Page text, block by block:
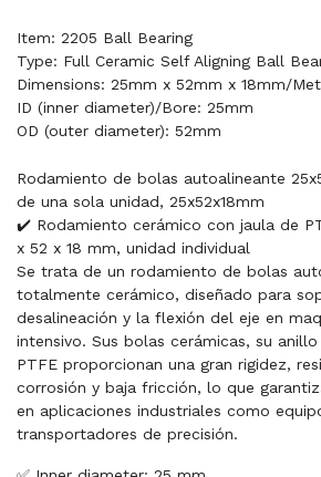
Item: 2205 Ball Bearing
Type: Full Ceramic Self Aligning Ball
Dimensions: 25mm x 52mm x 18mm/
ID (inner diameter)/Bore: 25mm
OD (outer diameter): 52mm
Rodamiento de bolas autoalineante
de una sola unidad, 25x52x18mm
✔️ Rodamiento cerámico con jaula de
x 52 x 18 mm, unidad individual
Se trata de un rodamiento de bolas
totalmente cerámico, diseñado para
desalineación y la flexión del eje en
intensivo. Sus bolas cerámicas, su
PTFE proporcionan una gran rigidez,
corrosión y baja fricción, lo que
en aplicaciones industriales como
transportadores de precisión.